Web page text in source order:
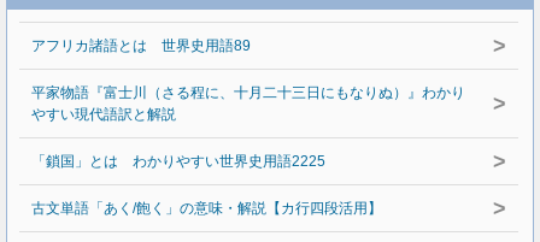
アフリカ諸語とは 世界史用語89 >
平家物語『富士川（さる程に、十月二十三日にもなりぬ）』わかり
やすい現代語訳と解説
>
「鎖国」とは わかりやすい世界史用語2225 >
古文単語「あく/飽く」の意味・解説【カ行四段活用】 >